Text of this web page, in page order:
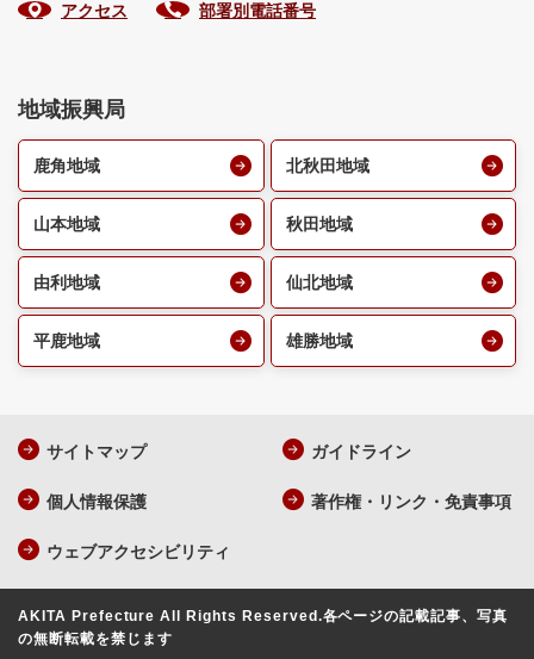
アクセス 部署別電話番号
地域振興局
鹿角地域 北秋田地域
山本地域 秋田地域
由利地域 仙北地域
平鹿地域 雄勝地域
サイトマップ ガイドライン
個人情報保護 著作権・リンク・免責事項
ウェブアクセシビリティ
AKITA Prefecture All Rights Reserved.各ページの記載記事、写真
の無断転載を禁じます